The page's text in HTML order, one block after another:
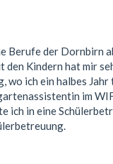
der Dornbirn
Kindern hat mir
wo ich ein halbes
im
ich in eine